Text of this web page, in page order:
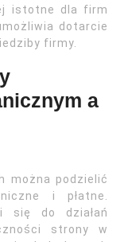
istotne dla firm
dotarcie
firmy.
a
można podzielić
i płatne.
się do działań
strony w